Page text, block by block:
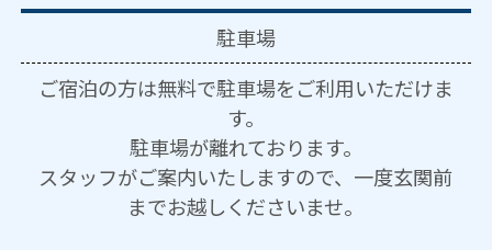
駐車場
ご宿泊の方は無料で駐車場をご利用いただけま
す。
駐車場が離れております。
スタッフがご案内いたしますので、一度玄関前
までお越しくださいませ。